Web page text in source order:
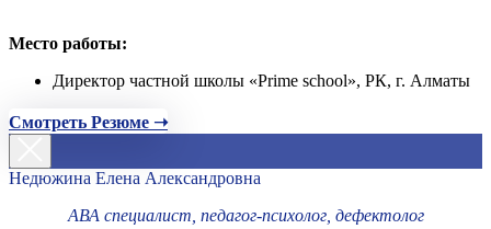
Место работы:
Директор частной школы «Prime school», РК, г. Алматы
Смотреть Резюме ➝
Недюжина Елена Александровна
АВА специалист, педагог-психолог, дефектолог